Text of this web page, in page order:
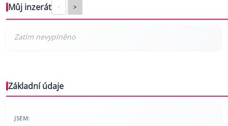
Můj inzerát < >
Základní údaje
JSEM: